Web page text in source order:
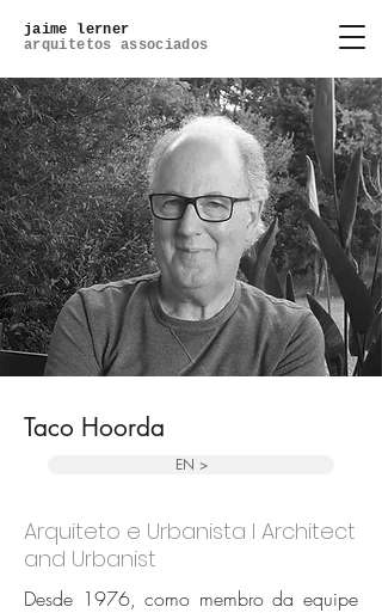
jaime lerner
arquitetos associados
Taco Hoorda
EN >
Arquiteto e Urbanista l Architect
and Urbanist
Desde 1976, como membro da equipe